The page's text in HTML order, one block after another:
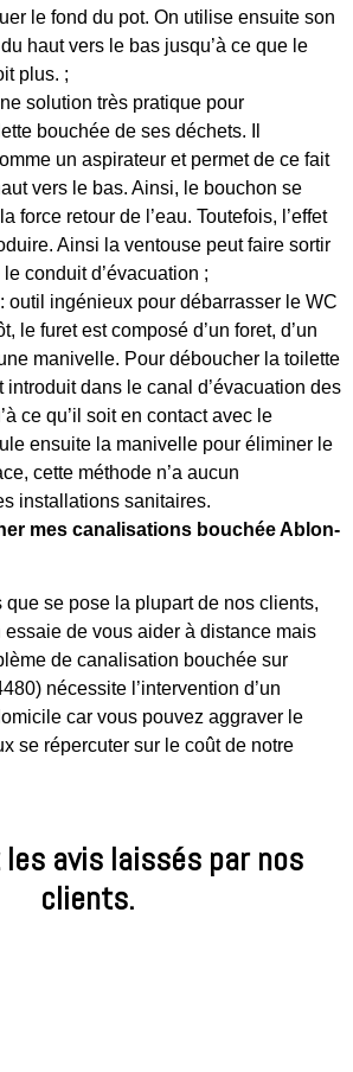
le fond du pot. On utilise ensuite son
haut vers le bas jusqu’à ce que le
plus. ;
solution très pratique pour
bouchée de ses déchets. Il
un aspirateur et permet de ce fait
vers le bas. Ainsi, le bouchon se
force retour de l’eau. Toutefois, l’effet
Ainsi la ventouse peut faire sortir
conduit d’évacuation ;
outil ingénieux pour débarrasser le WC
le furet est composé d’un foret, d’un
manivelle. Pour déboucher la toilette
introduit dans le canal d’évacuation des
ce qu’il soit en contact avec le
ensuite la manivelle pour éliminer le
cette méthode n’a aucun
installations sanitaires.
mes canalisations bouchée Ablon-
que se pose la plupart de nos clients,
de vous aider à distance mais
de canalisation bouchée sur
nécessite l’intervention d’un
car vous pouvez aggraver le
se répercuter sur le coût de notre
avis laissés par nos
clients.